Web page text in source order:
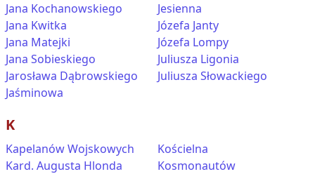
Jana Kochanowskiego
Jana Kwitka
Jana Matejki
Jana Sobieskiego
Jarosława Dąbrowskiego
Jaśminowa
Jesienna
Józefa Janty
Józefa Lompy
Juliusza Ligonia
Juliusza Słowackiego
K
Kapelanów Wojskowych
Kard. Augusta Hlonda
Kościelna
Kosmonautów